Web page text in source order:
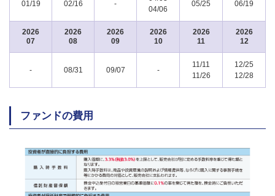
01/19 02/16 -
04/06
05/25 06/19
2026
07
2026
08
2026
09
2026
10
2026
11
2026
12
- 08/31 09/07 -
11/11
11/26
12/25
12/28
ファンドの費用